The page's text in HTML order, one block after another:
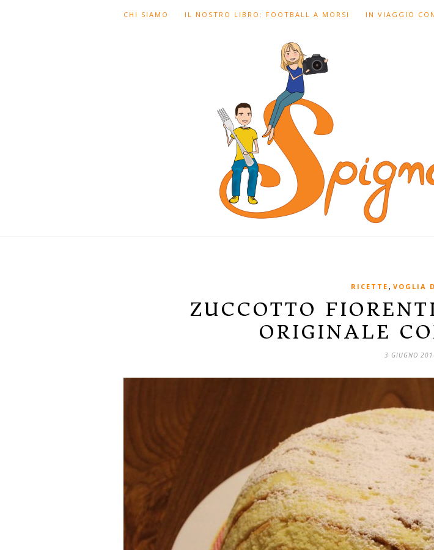
CHI SIAMO IL NOSTRO LIBRO: FOOTBALL A MORSI IN VIAGGIO
RICETTE , VOGLIA
ZUCCOTTO
ORIGINALE
3 GIUGNO